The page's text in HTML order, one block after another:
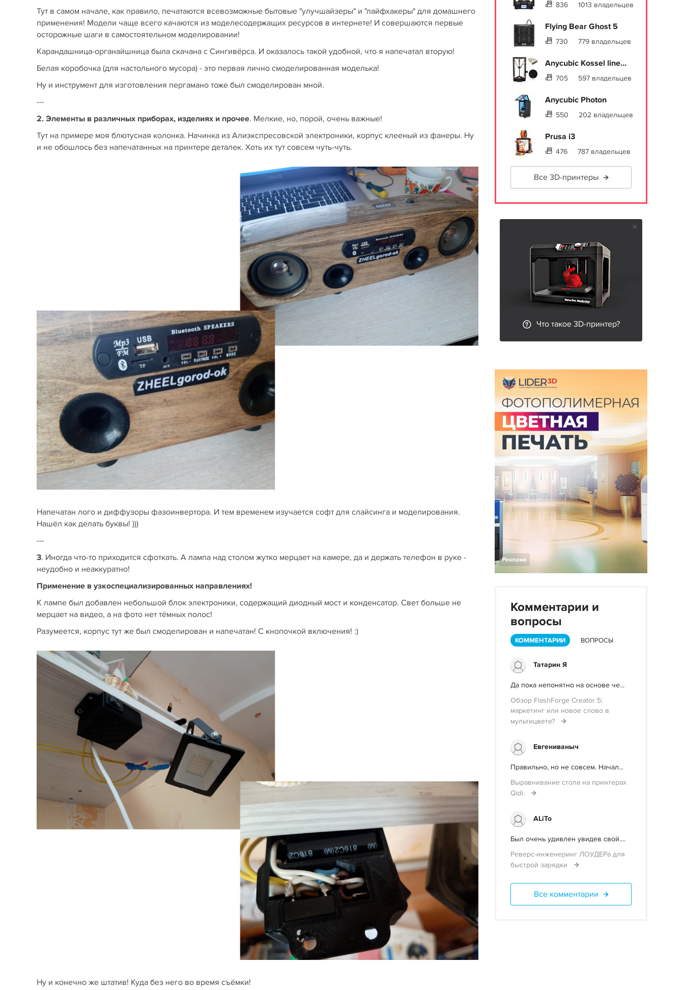
Тут в самом начале, как правило, печатаются всевозможные бытовые "улучшайзеры" и "лайфхакеры" для домашнего
применения! Модели чаще всего качаются из моделесодержащих ресурсов в интернете! И совершаются первые
осторожные шаги в самостоятельном моделировании!
Карандашница-органайшница была скачана с Сингивёрса. И оказалось такой удобной, что я напечатал вторую!
Белая коробочка (для настольного мусора) - это первая лично смоделированная моделька!
Ну и инструмент для изготовления пергамано тоже был смоделирован мной.
---
2. Элементы в различных приборах, изделиях и прочее. Мелкие, но, порой, очень важные!
Тут на примере моя блютусная колонка. Начинка из Алиэкспресовской электроники, корпус клееный из фанеры. Ну
и не обошлось без напечатанных на принтере деталек. Хоть их тут совсем чуть-чуть.
Напечатан лого и диффузоры фазоинвертора. И тем временем изучается софт для слайсинга и моделирования.
Нашёл как делать буквы! )))
---
3. Иногда что-то приходится сфоткать. А лампа над столом жутко мерцает на камере, да и держать телефон в руке -
неудобно и неаккуратно!
Применение в узкоспециализированных направлениях!
К лампе был добавлен небольшой блок электроники, содержащий диодный мост и конденсатор. Свет больше не
мерцает на видео, а на фото нет тёмных полос!
Разумеется, корпус тут же был смоделирован и напечатан! С кнопочкой включения! :)
Ну и конечно же штатив! Куда без него во время съёмки!
836 1013 владельцев
Flying Bear Ghost 5
730 779 владельцев
Anycubic Kossel line...
705 597 владельцев
Anycubic Photon
550 202 владельцев
Prusa i3
476 787 владельцев
Все 3D-принтеры
Что такое 3D-принтер?
Реклама
Комментарии и
вопросы
КОММЕНТАРИИ ВОПРОСЫ
Татарин Я
Да пока непонятно на основе че...
Обзор FlashForge Creator 5:
маркетинг или новое слово в
мультицвете?
Евгениваныч
Правильно, но не совсем. Начал...
Выравнивание стола на принтерах
Qidi.
ALiTo
Был очень удивлен увидев свой....
Реверс-инженеринг ЛОУДЕРа для
быстрой зарядки
Все комментарии